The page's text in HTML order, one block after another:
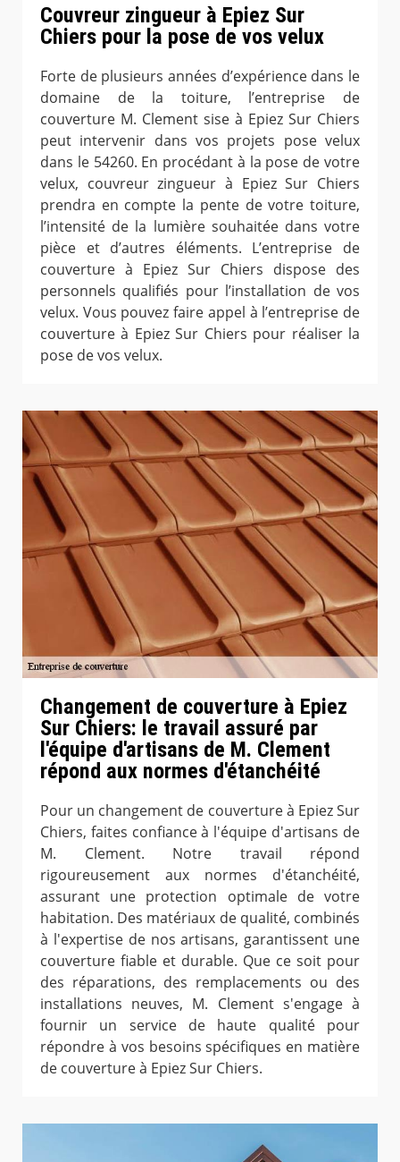
Couvreur zingueur à Epiez Sur
Chiers pour la pose de vos velux
Forte de plusieurs années d’expérience dans le
domaine de la toiture, l’entreprise de
couverture M. Clement sise à Epiez Sur Chiers
peut intervenir dans vos projets pose velux
dans le 54260. En procédant à la pose de votre
velux, couvreur zingueur à Epiez Sur Chiers
prendra en compte la pente de votre toiture,
l’intensité de la lumière souhaitée dans votre
pièce et d’autres éléments. L’entreprise de
couverture à Epiez Sur Chiers dispose des
personnels qualifiés pour l’installation de vos
velux. Vous pouvez faire appel à l’entreprise de
couverture à Epiez Sur Chiers pour réaliser la
pose de vos velux.
Changement de couverture à Epiez
Sur Chiers: le travail assuré par
l'équipe d'artisans de M. Clement
répond aux normes d'étanchéité
Pour un changement de couverture à Epiez Sur
Chiers, faites confiance à l'équipe d'artisans de
M. Clement. Notre travail répond
rigoureusement aux normes d'étanchéité,
assurant une protection optimale de votre
habitation. Des matériaux de qualité, combinés
à l'expertise de nos artisans, garantissent une
couverture fiable et durable. Que ce soit pour
des réparations, des remplacements ou des
installations neuves, M. Clement s'engage à
fournir un service de haute qualité pour
répondre à vos besoins spécifiques en matière
de couverture à Epiez Sur Chiers.